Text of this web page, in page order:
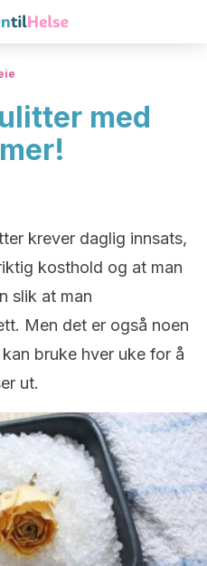
med
krever daglig innsats,
kosthold og at man
slik at man
Men det er også noen
bruke hver uke for å
ut.